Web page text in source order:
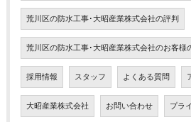
荒川区の防水工事･大昭産業株式会社の評判
荒川区の防水工事･大昭産業株式会社のお客様
採用情報 スタッフ よくある質問
大昭産業株式会社 お問い合わせ プラ